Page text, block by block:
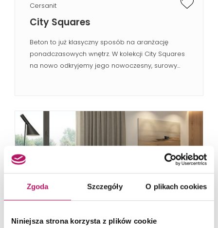
Zgoda Szczegóły O plikach cookies
Niniejsza strona korzysta z plików cookie
Cersanit
City Squares
Beton to już klasyczny sposób na aranżację
ponadczasowych wnętrz. W kolekcji City Squares
na nowo odkryjemy jego nowoczesny, surowy...